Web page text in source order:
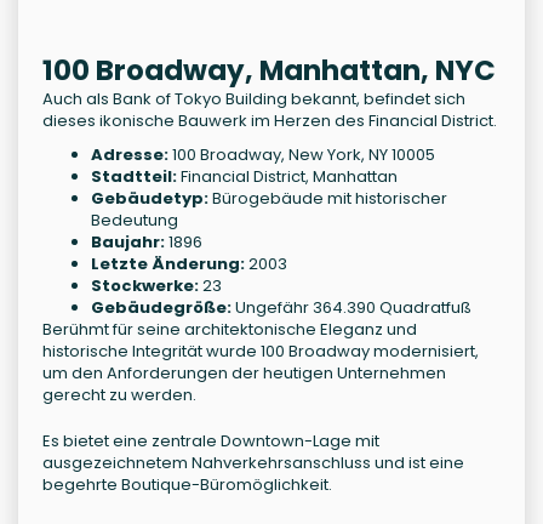
100 Broadway, Manhattan, NYC
Auch als Bank of Tokyo Building bekannt, befindet sich
dieses ikonische Bauwerk im Herzen des Financial District.
Adresse:100 Broadway, New York, NY 10005
Stadtteil:Financial District, Manhattan
Gebäudetyp:Bürogebäude mit historischer
Bedeutung
Baujahr:1896
Letzte Änderung:2003
Stockwerke:23
Gebäudegröße:Ungefähr 364.390 Quadratfuß
Berühmt für seine architektonische Eleganz und
historische Integrität wurde 100 Broadway modernisiert,
um den Anforderungen der heutigen Unternehmen
gerecht zu werden.
Es bietet eine zentrale Downtown-Lage mit
ausgezeichnetem Nahverkehrsanschluss und ist eine
begehrte Boutique-Büromöglichkeit.